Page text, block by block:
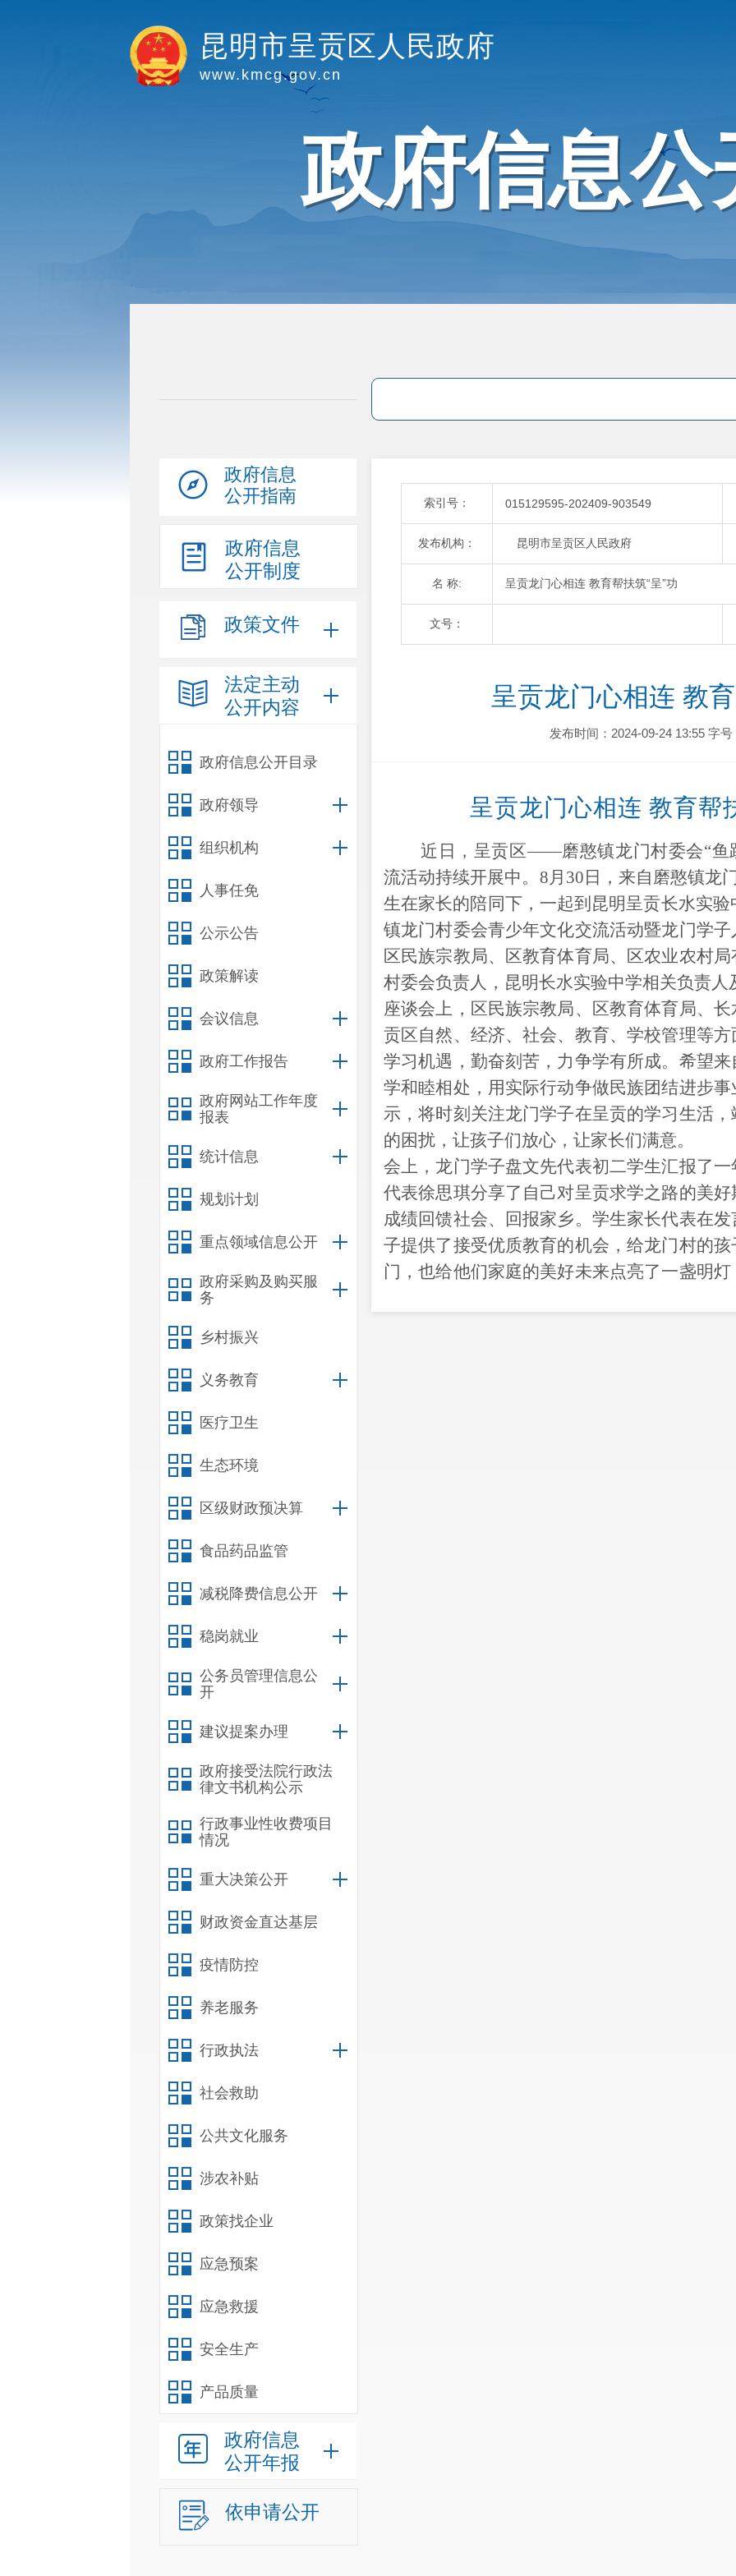
昆明市呈贡区人民政府
www.kmcg.gov.cn
政府信息公
政府信息
公开指南
政府信息
公开制度
政策文件
法定主动
公开内容
政府信息公开目录
政府领导
组织机构
人事任免
公示公告
政策解读
会议信息
政府工作报告
政府网站工作年度
报表
统计信息
规划计划
重点领域信息公开
政府采购及购买服
务
乡村振兴
义务教育
医疗卫生
生态环境
区级财政预决算
食品药品监管
减税降费信息公开
稳岗就业
公务员管理信息公
开
建议提案办理
政府接受法院行政法
律文书机构公示
行政事业性收费项目
情况
重大决策公开
财政资金直达基层
疫情防控
养老服务
行政执法
社会救助
公共文化服务
涉农补贴
政策找企业
应急预案
应急救援
安全生产
产品质量
政府信息
公开年报
依申请公开
索引号： 015129595-202409-903549
发布机构： 昆明市呈贡区人民政府
名 称: 呈贡龙门心相连 教育帮扶筑“呈”功
文号：
呈贡龙门心相连 教
发布时间：2024-09-24 13:55 字号
呈贡龙门心相连 教育帮
近日，呈贡区——磨憨镇龙门村委会“鱼
流活动持续开展中。8月30日，来自磨憨镇龙
生在家长的陪同下，一起到昆明呈贡长水实
镇龙门村委会青少年文化交流活动暨龙门学子
区民族宗教局、区教育体育局、区农业农村
村委会负责人，昆明长水实验中学相关负责人
座谈会上，区民族宗教局、区教育体育局、
贡区自然、经济、社会、教育、学校管理等
学习机遇，勤奋刻苦，力争学有所成。希望
学和睦相处，用实际行动争做民族团结进步
示，将时刻关注龙门学子在呈贡的学习生活
的困扰，让孩子们放心，让家长们满意。
会上，龙门学子盘文先代表初二学生汇报了
代表徐思琪分享了自己对呈贡求学之路的美
成绩回馈社会、回报家乡。学生家长代表在
子提供了接受优质教育的机会，给龙门村的
门，也给他们家庭的美好未来点亮了一盏明